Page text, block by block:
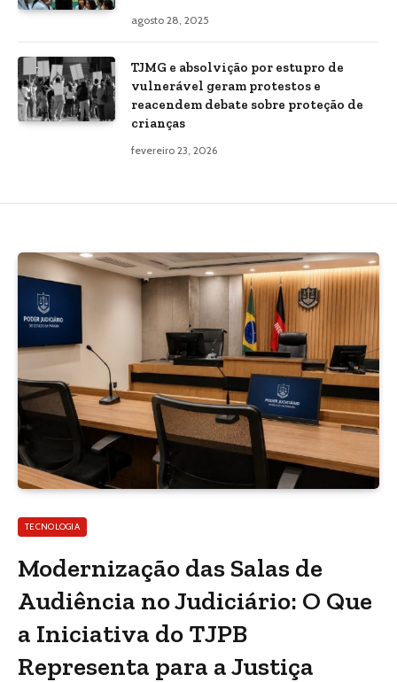
agosto 28, 2025
TJMG e absolvição por estupro de
vulnerável geram protestos e
reacendem debate sobre proteção de
crianças
fevereiro 23, 2026
TECNOLOGIA
Modernização das Salas de
Audiência no Judiciário: O Que
a Iniciativa do TJPB
Representa para a Justiça